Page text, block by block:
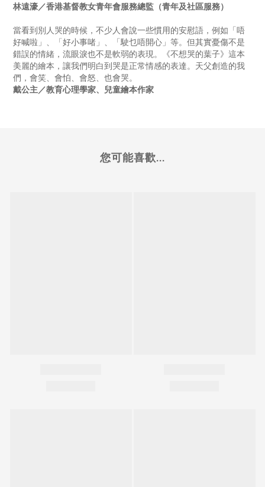
林遠濠／香港基督教女青年會服務總監（青年及社區服務）
當看到別人哭的時候，不少人會說一些慣用的安慰語，例如「唔
好喊啦」、「好小事啫」、「駛乜唔開心」等。但其實憂傷不是
錯誤的情緒，流眼淚也不是軟弱的表現。《不想哭的葉子》這本
美麗的繪本，讓我們明白到哭是正常情感的表達。天父創造的我
們，會笑、會怕、會怒、也會哭。
戴公主／教育心理學家、兒童繪本作家
您可能喜歡...